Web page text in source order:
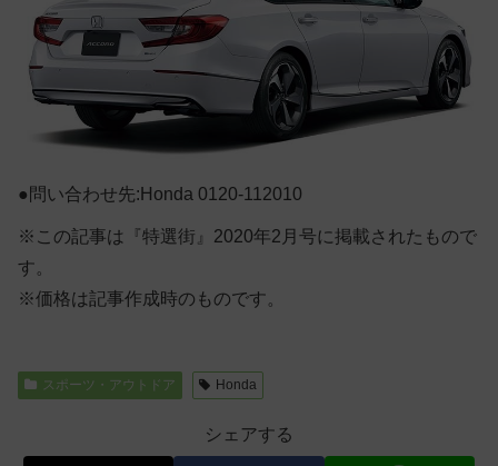
●問い合わせ先:Honda 0120-112010
※この記事は『特選街』2020年2月号に掲載されたもので
す。
※価格は記事作成時のものです。
スポーツ・アウトドア Honda
シェアする